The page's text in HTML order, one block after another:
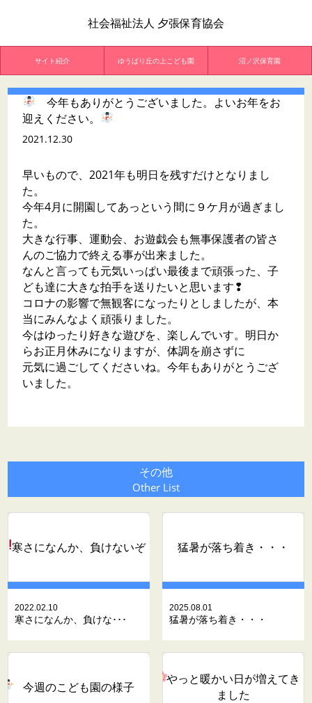
社会福祉法人 夕張保育協会
サイト紹介 ゆうばり丘の上こども園 沼ノ沢保育園
今年もありがとうございました。よいお年をお
迎えください。
2021.12.30
早いもので、2021年も明日を残すだけとなりまし
た。
今年4月に開園してあっという間に９ケ月が過ぎまし
た。
大きな行事、運動会、お遊戯会も無事保護者の皆さ
んのご協力で終える事が出来ました。
なんと言っても元気いっぱい最後まで頑張った、子
ども達に大きな拍手を送りたいと思います❢
コロナの影響で無観客になったりとしましたが、本
当にみんなよく頑張りました。
今はゆったり好きな遊びを、楽しんでいす。明日か
らお正月休みになりますが、体調を崩さずに
元気に過ごしてくださいね。今年もありがとうござ
いました。
その他
Other List
寒さになんか、負けないぞ
2022.02.10
寒さになんか、負けな･･･
猛暑が落ち着き・・・
2025.08.01
猛暑が落ち着き・・・
今週のこども園の様子
やっと暖かい日が増えてき
ました